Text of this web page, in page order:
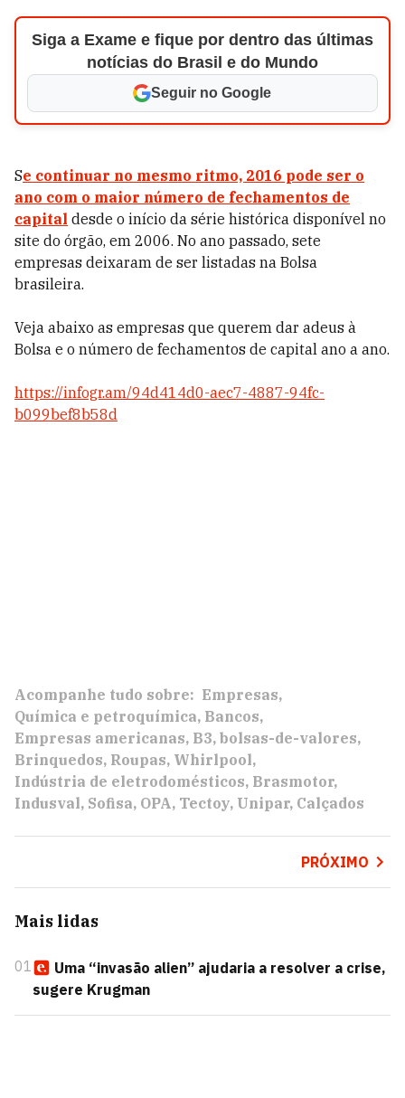
Siga a Exame e fique por dentro das últimas
notícias do Brasil e do Mundo
Seguir no Google
Se continuar no mesmo ritmo, 2016 pode ser o
ano com o maior número de fechamentos de
capital desde o início da série histórica disponível no
site do órgão, em 2006. No ano passado, sete
empresas deixaram de ser listadas na Bolsa
brasileira.
Veja abaixo as empresas que querem dar adeus à
Bolsa e o número de fechamentos de capital ano a ano.
https://infogr.am/94d414d0-aec7-4887-94fc-
b099bef8b58d
Acompanhe tudo sobre: Empresas
Química e petroquímica Bancos
Empresas americanas B3 bolsas-de-valores
Brinquedos Roupas Whirlpool
Indústria de eletrodomésticos Brasmotor
Indusval Sofisa OPA Tectoy Unipar Calçados
PRÓXIMO
Mais lidas
01
Uma “invasão alien” ajudaria a resolver a crise,
sugere Krugman